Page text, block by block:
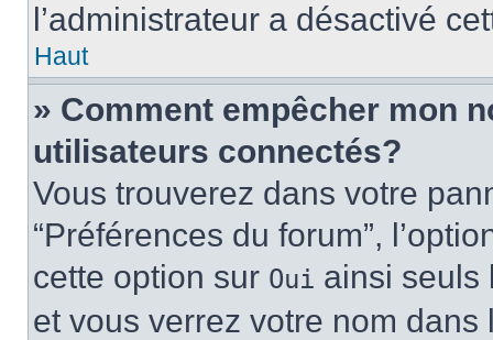
l’administrateur a désactivé
Haut
» Comment empêcher mon
utilisateurs connectés?
Vous trouverez dans votre
“Préférences du forum”,
cette option sur Oui ainsi seuls
et vous verrez votre nom